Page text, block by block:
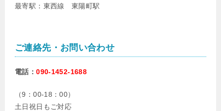
最寄駅：東西線 東陽町駅
ご連絡先・お問い合わせ
電話：090-1452-1688
（9：00-18：00）
土日祝日もご対応